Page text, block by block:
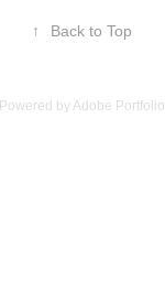
↑ Back to Top
Powered byAdobe Portfolio